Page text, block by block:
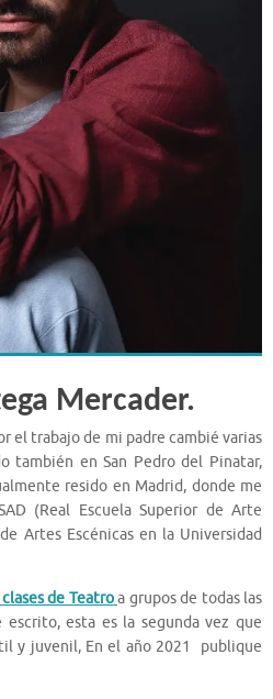
Mercader.
el trabajo de mi padre cambié varias
también en San Pedro del Pinatar,
resido en Madrid, donde me
(Real Escuela Superior de Arte
Artes Escénicas en la Universidad
de Teatro a grupos de todas las
escrito, esta es la segunda vez que
y juvenil, En el año 2021 publique